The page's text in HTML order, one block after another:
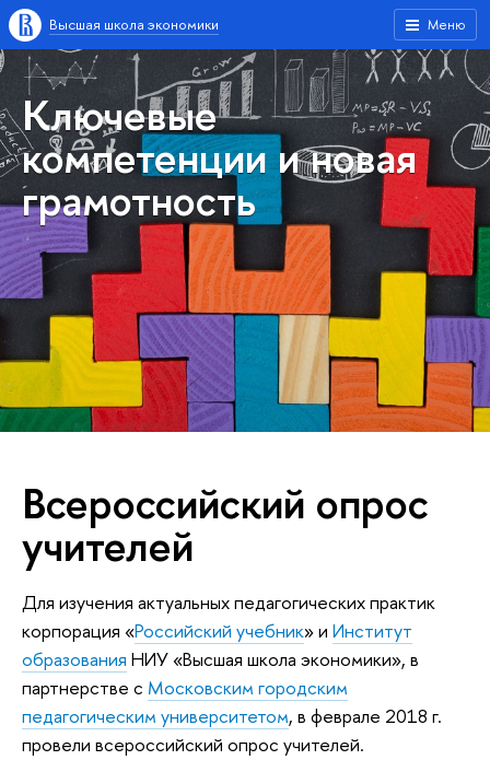
Меню
Высшая школа экономики
Ключевые
компетенции и новая
грамотность
Всероссийский опрос
учителей
Для изучения актуальных педагогических практик
корпорация «Российский учебник» и Институт
образования НИУ «Высшая школа экономики», в
партнерстве с Московским городским
педагогическим университетом, в феврале 2018 г.
провели всероссийский опрос учителей.